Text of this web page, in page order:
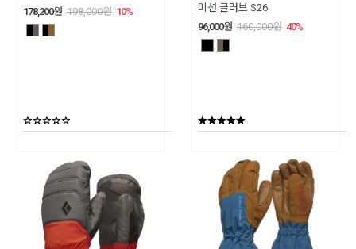
178,200원 198,000원 10%
미션 글러브 S26
96,000원 160,000원 40%